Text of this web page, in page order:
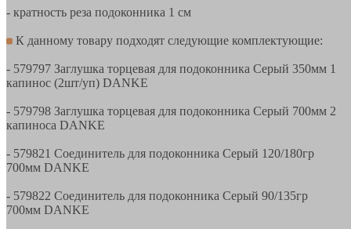
- кратность реза подоконника 1 см
К данному товару подходят следующие комплектующие:
- 579797 Заглушка торцевая для подоконника Серый 350мм 1
капинос (2шт/уп) DANKE
- 579798 Заглушка торцевая для подоконника Серый 700мм 2
капиноса DANKE
- 579821 Соединитель для подоконника Серый 120/180гр
700мм DANKE
- 579822 Соединитель для подоконника Серый 90/135гр
700мм DANKE